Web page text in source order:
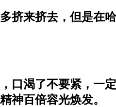
挤来挤去，但是在
口渴了不要紧，一
神百倍容光焕发。